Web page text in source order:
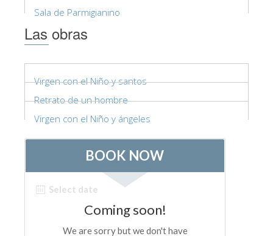
Sala de Parmigianino
Las obras
Virgen con el Niño y santos
Retrato de un hombre
Virgen con el Niño y ángeles